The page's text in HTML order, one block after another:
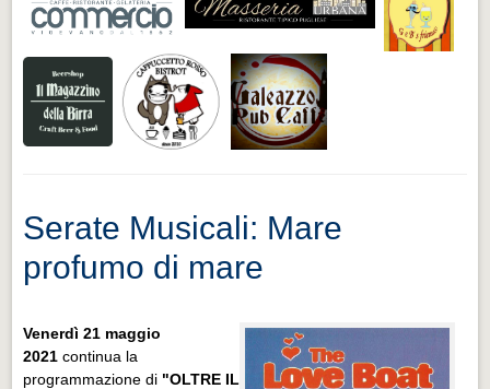
Serate Musicali: Mare
profumo di mare
Venerdì 21 maggio
2021 continua la
programmazione di "OLTRE IL